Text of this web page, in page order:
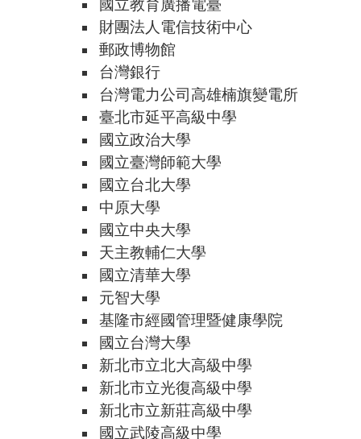
財團法人電信技術中心
郵政博物館
台灣銀行
台灣電力公司高雄楠旗變電所
臺北市延平高級中學
國立政治大學
國立臺灣師範大學
國立台北大學
中原大學
國立中央大學
天主教輔仁大學
國立清華大學
元智大學
基隆市經國管理暨健康學院
國立台灣大學
新北市立北大高級中學
新北市立光復高級中學
新北市立新莊高級中學
國立武陵高級中學